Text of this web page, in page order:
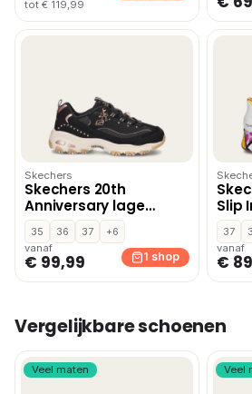
tot € 119,99
Skechers
Skechers 20th
Anniversary lage
sneakers – Zwart
35 36 37
+6
vanaf
€ 99,99 1 shop
Slip
37
vanaf
€
Vergelijkbare schoenen
Veel maten Veel